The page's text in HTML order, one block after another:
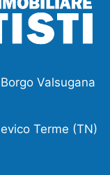
Valsugana
Terme (TN)